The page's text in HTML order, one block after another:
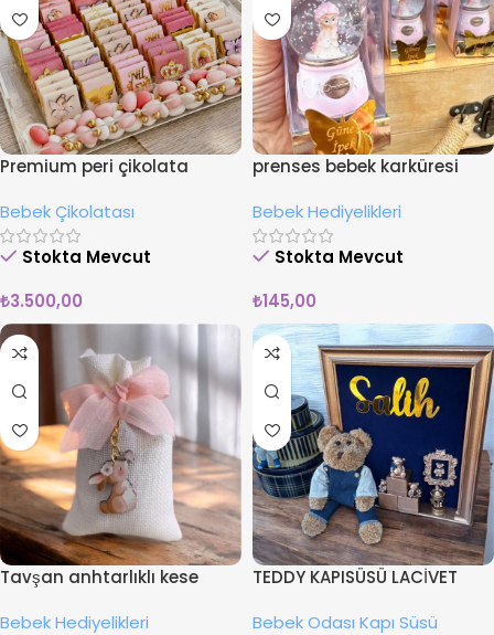
Premium peri çikolata
Bebek Çikolatası
Stokta Mevcut
₺3.500,00
prenses bebek karküresi
Bebek Hediyelikleri
Stokta Mevcut
₺145,00
Tavşan anhtarlıklı kese
Bebek Hediyelikleri
TEDDY KAPISÜSÜ LACİVET
Bebek Odası Kapı Süsü